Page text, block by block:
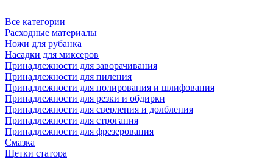
Все категории
Расходные материалы
Ножи для рубанка
Насадки для миксеров
Принадлежности для заворачивания
Принадлежности для пиления
Принадлежности для полирования и шлифования
Принадлежности для резки и обдирки
Принадлежности для сверления и долбления
Принадлежности для строгания
Принадлежности для фрезерования
Смазка
Щетки статора